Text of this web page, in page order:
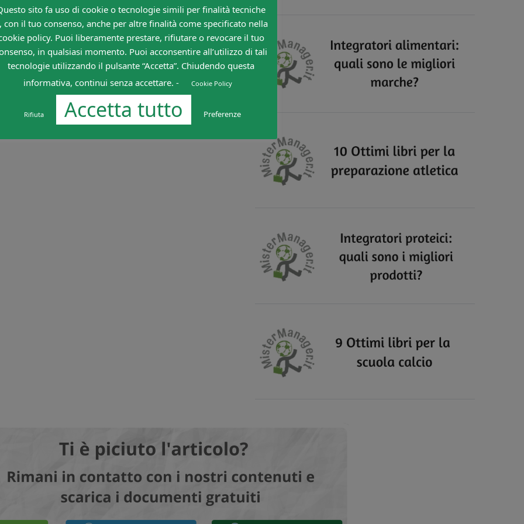
sito fa uso di cookie o tecnologie simili per finalità tecniche
con il tuo consenso, anche per altre finalità come specificato nella
policy. Puoi liberamente prestare, rifiutare o revocare il tuo
in qualsiasi momento. Puoi acconsentire all’utilizzo di tali
tecnologie utilizzando il pulsante “Accetta”. Chiudendo questa
informativa, continui senza accettare. -
Cookie Policy
Rifiuta Accetta tutto Preferenze